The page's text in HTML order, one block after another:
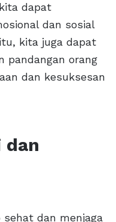
dapat
dan sosial
kita juga dapat
pandangan orang
dan kesuksesan
dan
dan menjaga